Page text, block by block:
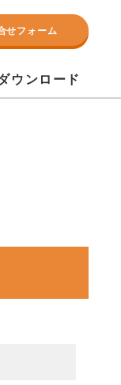
せフォーム
ウンロード